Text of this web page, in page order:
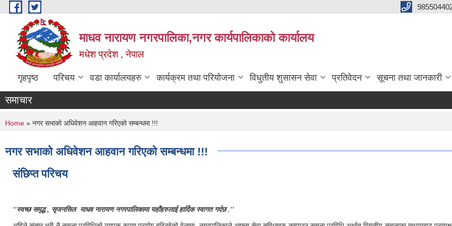
Skip to main content
माधव नारायण नगरपालिका,नगर कार्यपालिकाको कार्यालय
मधेश प्रदेश , नेपाल
गृहपृष्ठ परिचय वडा कार्यालयहरु कार्यक्रम तथा परियोजना विधुतीय शुसासन सेवा प्रतिवेदन सूचना तथा जानकारी
समाचार
You are here
Home » नगर सभाको अधिवेशन आहवान गरिएको सम्बन्धमा !!!
नगर सभाको अधिवेशन आहवान गरिएको सम्बन्धमा !!!
संछिप्त परिचय
"स्वच्छ समृद्ध , सृजनसिल माधव नारायण नगरपालिकामा यहाँहरुलाई हार्दिक स्वागत गर्दछ ."